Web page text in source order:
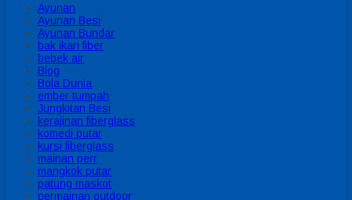
Ayunan
Ayunan Besi
Ayunan Bundar
bak ikan fiber
bebek air
Blog
Bola Dunia
ember tumpah
Jungkitan Besi
kerajinan fiberglass
komedi putar
kursi fiberglass
mainan perr
mangkok putar
patung maskot
permainan outdoor